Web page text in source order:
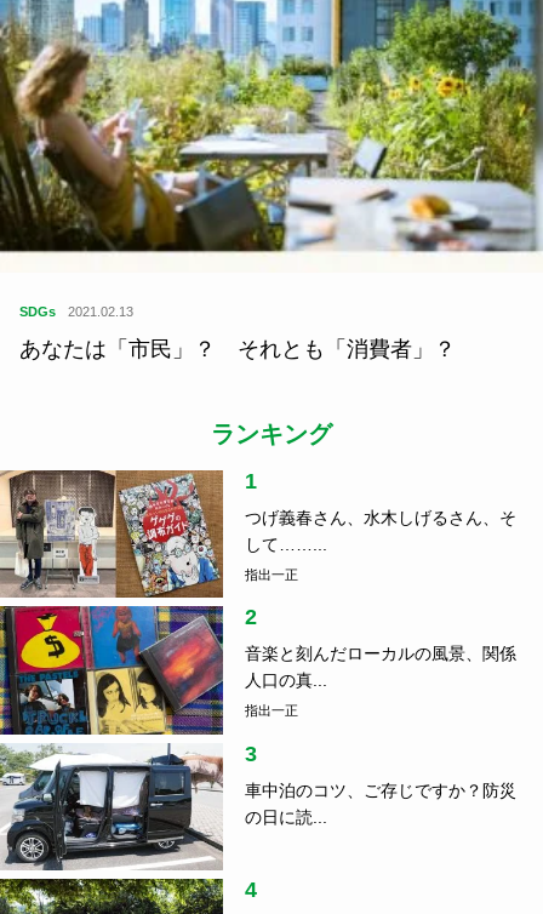
SDGs 2021.02.13
あなたは「市民」？ それとも「消費者」？
ランキング
1
つげ義春さん、水木しげるさん、そ
して……...
指出一正
2
音楽と刻んだローカルの風景、関係
人口の真...
指出一正
3
車中泊のコツ、ご存じですか？防災
の日に読...
4